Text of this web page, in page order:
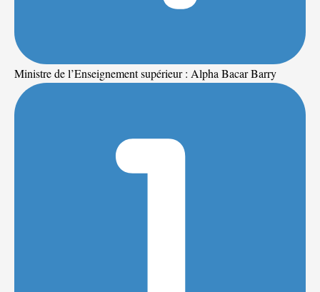
Ministre de l’Enseignement supérieur : Alpha Bacar Barry